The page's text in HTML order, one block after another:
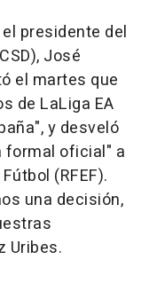
presidente del
José
el martes que
de LaLiga EA
y desveló
formal oficial" a
(RFEF).
una decisión,
Uribes.